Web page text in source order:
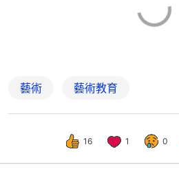
藝術 藝術教育
16 1 0